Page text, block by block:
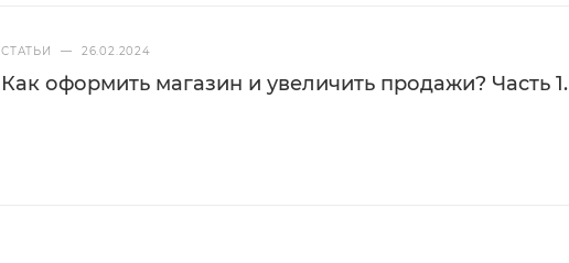
СТАТЬИ — 26.02.2024
Как оформить магазин и увеличить продажи? Часть 1.